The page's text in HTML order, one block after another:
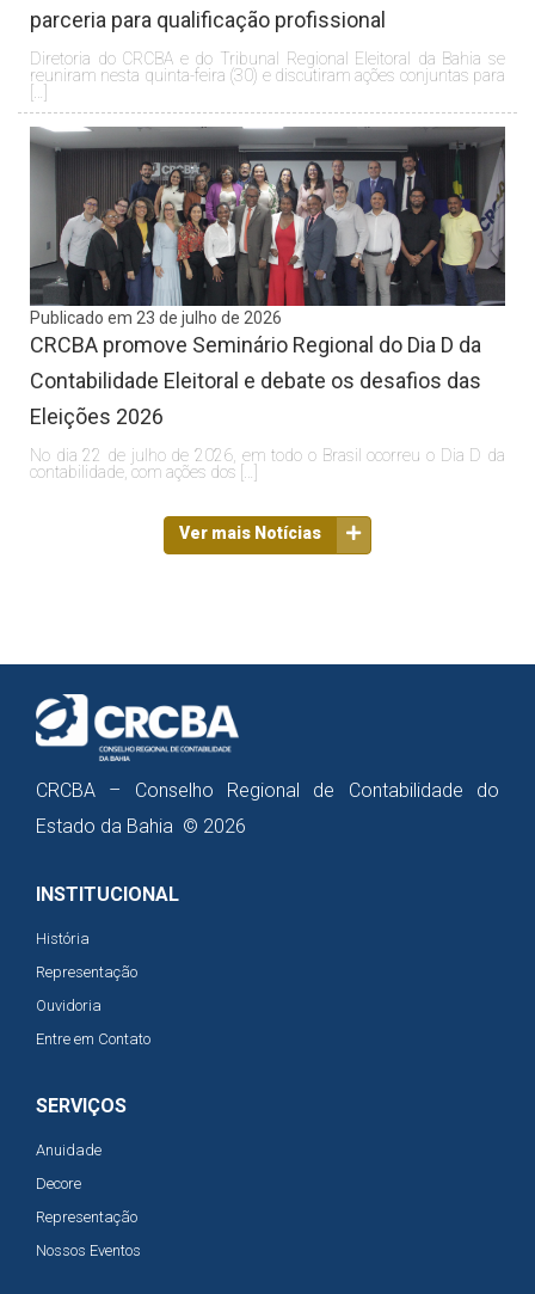
parceria para qualificação profissional
Diretoria do CRCBA e do Tribunal Regional Eleitoral da Bahia se
reuniram nesta quinta-feira (30) e discutiram ações conjuntas para
Publicado em 23 de julho de 2026
CRCBA promove Seminário Regional do Dia D da
Contabilidade Eleitoral e debate os desafios das
Eleições 2026
No dia 22 de julho de 2026, em todo o Brasil ocorreu o Dia D da
contabilidade, com ações dos […]
Ver mais Notícias
CRCBA – Conselho Regional de Contabilidade do
Estado da Bahia © 2026
INSTITUCIONAL
História
Representação
Ouvidoria
Entre em Contato
SERVIÇOS
Anuidade
Decore
Representação
Nossos Eventos